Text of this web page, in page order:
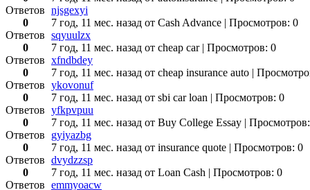
Ответов
0
njsgexyi
7 год, 11 мес. назад от Cash Advance | Просмотров: 0
Ответов
0
sqyuulzx
7 год, 11 мес. назад от cheap car | Просмотров: 0
Ответов
0
xfndbdey
7 год, 11 мес. назад от cheap insurance auto |
Ответов
0
ykovonuf
7 год, 11 мес. назад от sbi car loan | Просмотров: 0
Ответов
0
yfkpvpuu
7 год, 11 мес. назад от Buy College Essay |
Ответов
0
gyiyazbg
7 год, 11 мес. назад от insurance quote | Просмотров: 0
Ответов
0
dvydzzsp
7 год, 11 мес. назад от Loan Cash | Просмотров: 0
Ответов emmyoacw